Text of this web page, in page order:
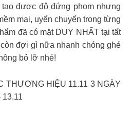
được độ đứng phom nhưng
mại, uyển chuyển trong từng
đã có mặt DUY NHẤT tại tất
đợi gì nữa nhanh chóng ghé
bỏ lỡ nhé!
THƯƠNG HIỆU 11.11 3 NGÀY
13.11